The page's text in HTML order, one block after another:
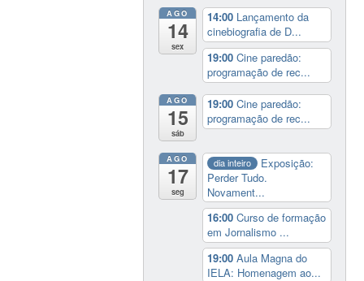
AGO
14
sex
14:00 Lançamento da
cinebiografia de D...
19:00Cine paredão:
programação de rec...
AGO
15
sáb
19:00Cine paredão:
programação de rec...
AGO
17
seg
dia inteiro
Exposição:
Perder Tudo.
Novament...
16:00Curso de formação
em Jornalismo ...
19:00Aula Magna do
IELA: Homenagem ao...